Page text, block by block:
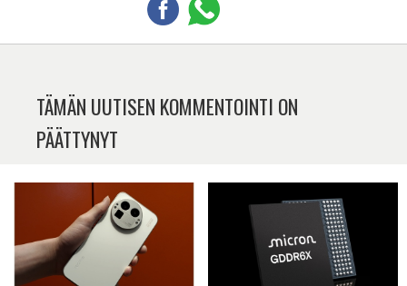
TÄMÄN UUTISEN KOMMENTOINTI ON
PÄÄTTYNYT